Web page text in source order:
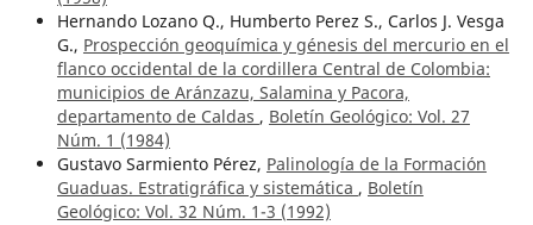
Hernando Lozano Q., Humberto Perez S., Carlos J. Vesga
G., Prospección geoquímica y génesis del mercurio en el
flanco occidental de la cordillera Central de Colombia:
municipios de Aránzazu, Salamina y Pacora,
departamento de Caldas , Boletín Geológico: Vol. 27
Núm. 1 (1984)
Gustavo Sarmiento Pérez, Palinología de la Formación
Guaduas. Estratigráfica y sistemática , Boletín
Geológico: Vol. 32 Núm. 1-3 (1992)